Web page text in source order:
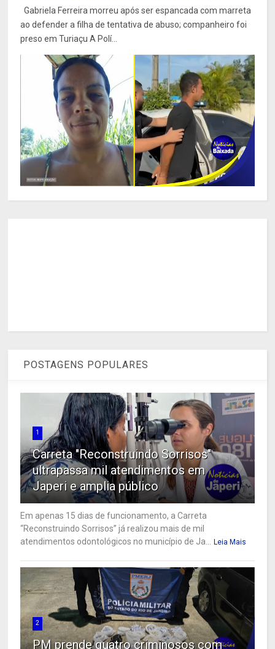
Gabriela Ferreira morreu após ser espancada com marreta
ao defender a filha de tentativa de abuso; companheiro foi
preso em Turiaçu A Polí...
POSTAGENS POPULARES
1
Carreta "Reconstruindo Sorrisos"
ultrapassa mil atendimentos em
Japeri e amplia público
Em apenas 15 dias de funcionamento, a Carreta
“Reconstruindo Sorrisos” já realizou mais de mil
atendimentos odontológicos no município de Ja...
Leia Mais
2
PM prende quatro criminosos com